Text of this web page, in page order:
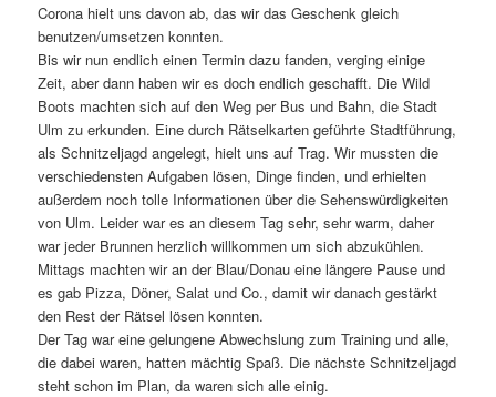
Corona hielt uns davon ab, das wir das Geschenk gleich
benutzen/umsetzen konnten.
Bis wir nun endlich einen Termin dazu fanden, verging einige
Zeit, aber dann haben wir es doch endlich geschafft. Die Wild
Boots machten sich auf den Weg per Bus und Bahn, die Stadt
Ulm zu erkunden. Eine durch Rätselkarten geführte Stadtführung,
als Schnitzeljagd angelegt, hielt uns auf Trag. Wir mussten die
verschiedensten Aufgaben lösen, Dinge finden, und erhielten
außerdem noch tolle Informationen über die Sehenswürdigkeiten
von Ulm. Leider war es an diesem Tag sehr, sehr warm, daher
war jeder Brunnen herzlich willkommen um sich abzukühlen.
Mittags machten wir an der Blau/Donau eine längere Pause und
es gab Pizza, Döner, Salat und Co., damit wir danach gestärkt
den Rest der Rätsel lösen konnten.
Der Tag war eine gelungene Abwechslung zum Training und alle,
die dabei waren, hatten mächtig Spaß. Die nächste Schnitzeljagd
steht schon im Plan, da waren sich alle einig.